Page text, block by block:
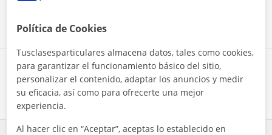
Comparte a este profesor
Política de Cookies
Tusclasesparticulares almacena datos, tales como cookies,
para garantizar el funcionamiento básico del sitio,
personalizar el contenido, adaptar los anuncios y medir
su eficacia, así como para ofrecerte una mejor
experiencia.
Al hacer clic en “Aceptar”, aceptas lo establecido en